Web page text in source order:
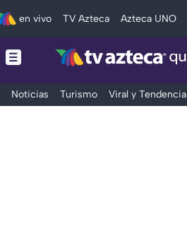
en vivo TV Azteca Azteca UNO
Noticias Turismo Viral y Tendencia